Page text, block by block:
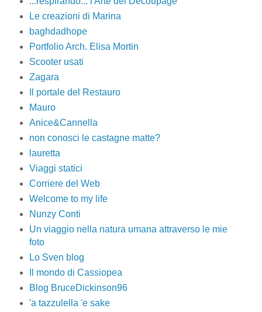
Le creazioni di Marina
baghdadhope
Portfolio Arch. Elisa Mortin
Scooter usati
Zagara
Il portale del Restauro
Mauro
Anice&Cannella
non conosci le castagne matte?
lauretta
Viaggi statici
Corriere del Web
Welcome to my life
Nunzy Conti
Un viaggio nella natura umana attraverso le mie
foto
Lo Sven blog
Il mondo di Cassiopea
Blog BruceDickinson96
'a tazzulella 'e sake